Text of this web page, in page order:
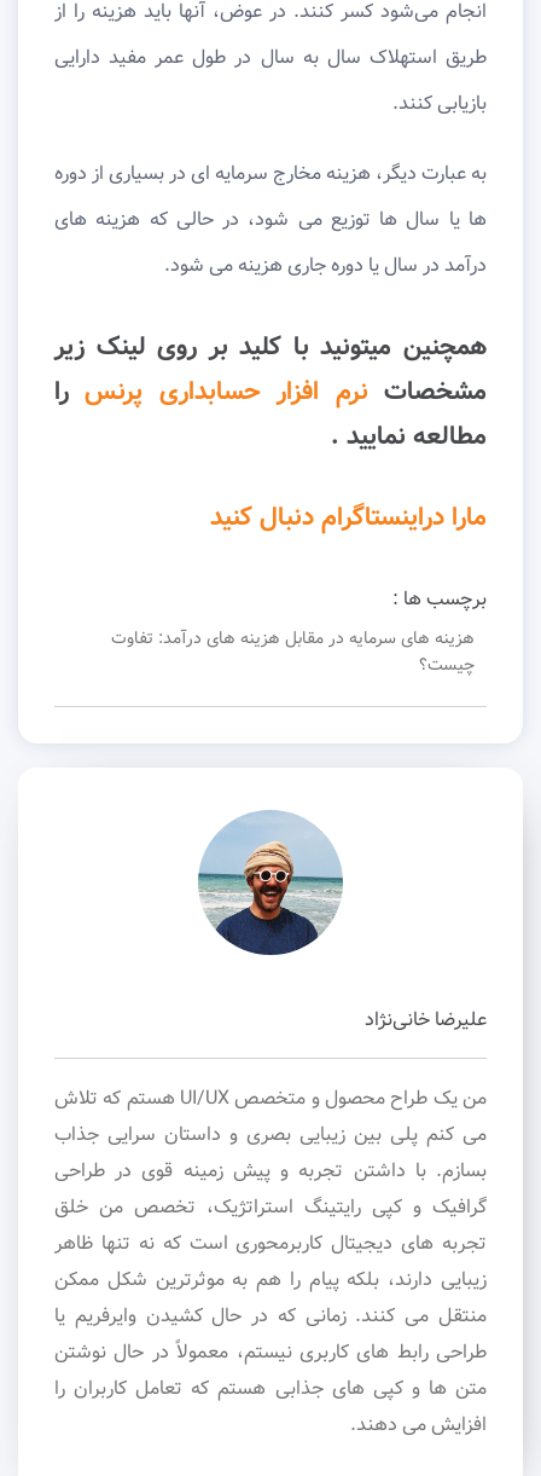
انجام می‌شود کسر کنند. در عوض، آنها باید هزینه را از
طریق استهلاک سال به سال در طول عمر مفید دارایی
بازیابی کنند.
به عبارت دیگر، هزینه مخارج سرمایه ای در بسیاری از دوره
ها یا سال ها توزیع می شود، در حالی که هزینه های
درآمد در سال یا دوره جاری هزینه می شود.
همچنین میتونید با کلید بر روی لینک زیر
مشخصات نرم افزار حسابداری پرنسرا
مطالعه نمایید .
مارا دراینستاگرام دنبال کنید
برچسب ها :
هزینه های سرمایه در مقابل هزینه های درآمد: تفاوت
چیست؟
علیرضا خانی‌نژاد
من یک طراح محصول و متخصص UI/UX هستم که تلاش
می کنم پلی بین زیبایی بصری و داستان سرایی جذاب
بسازم. با داشتن تجربه و پیش زمینه قوی در طراحی
گرافیک و کپی رایتینگ استراتژیک، تخصص من خلق
تجربه های دیجیتال کاربرمحوری است که نه تنها ظاهر
زیبایی دارند، بلکه پیام را هم به موثرترین شکل ممکن
منتقل می کنند. زمانی که در حال کشیدن وایرفریم یا
طراحی رابط های کاربری نیستم، معمولاً در حال نوشتن
متن ها و کپی های جذابی هستم که تعامل کاربران را
افزایش می دهند.